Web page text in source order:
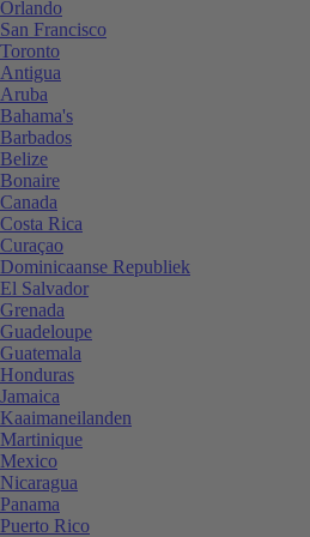
Orlando
San Francisco
Toronto
Antigua
Aruba
Bahama's
Barbados
Belize
Bonaire
Canada
Costa Rica
Curaçao
Dominicaanse Republiek
El Salvador
Grenada
Guadeloupe
Guatemala
Honduras
Jamaica
Kaaimaneilanden
Martinique
Mexico
Nicaragua
Panama
Puerto Rico